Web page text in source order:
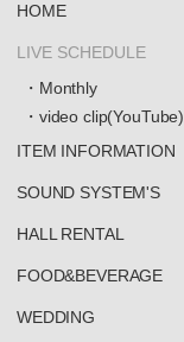
HOME
LIVE SCHEDULE
・Monthly
・video clip(YouTube)
ITEM INFORMATION
SOUND SYSTEM'S
HALL RENTAL
FOOD&BEVERAGE
WEDDING